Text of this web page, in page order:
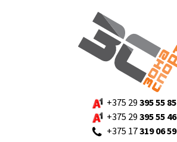
+375 29 395 55 85
+375 29 395 55 46
+375 17319 06 59